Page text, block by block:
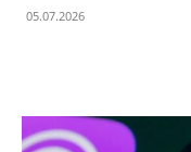
05.07.2026